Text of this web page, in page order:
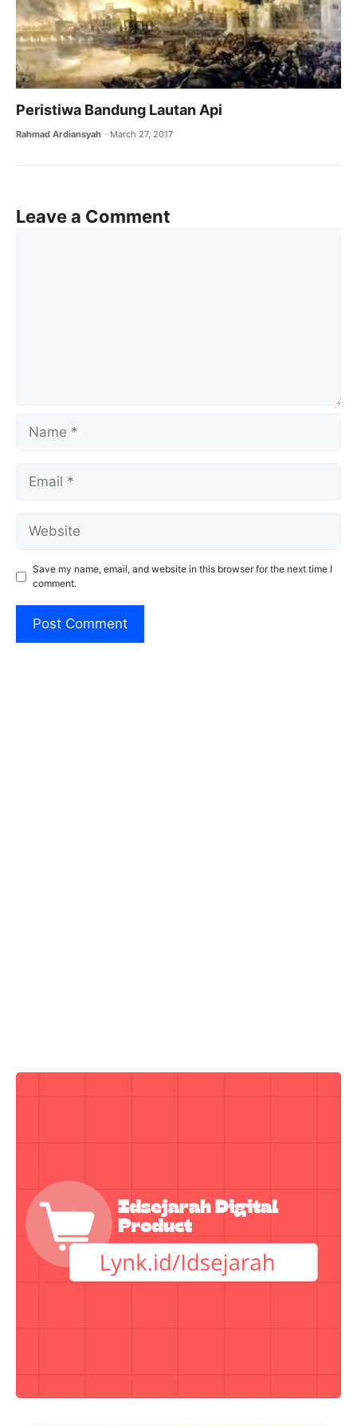
Peristiwa Bandung Lautan Api
Rahmad Ardiansyah March 27, 2017
Leave a Comment
Name
Email
Website
Save my name, email, and website in this browser for the next time I
comment.